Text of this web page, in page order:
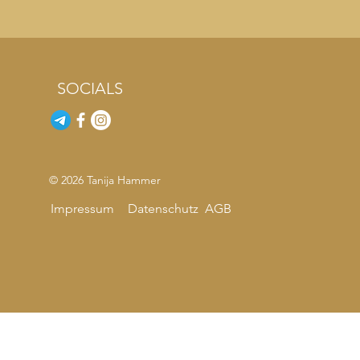
SOCIALS
© 2026 Tanija Hammer
Impressum Datenschutz AGB